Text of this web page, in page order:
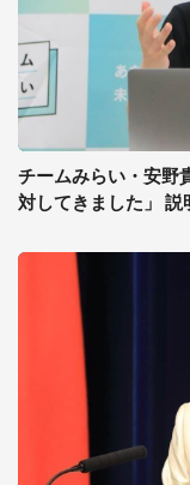
チームみらい・安野
対してきました」 説